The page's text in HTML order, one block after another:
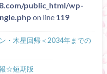
public_html/wp-
on line 119
・木星回帰＜2034年までの
☆短期版